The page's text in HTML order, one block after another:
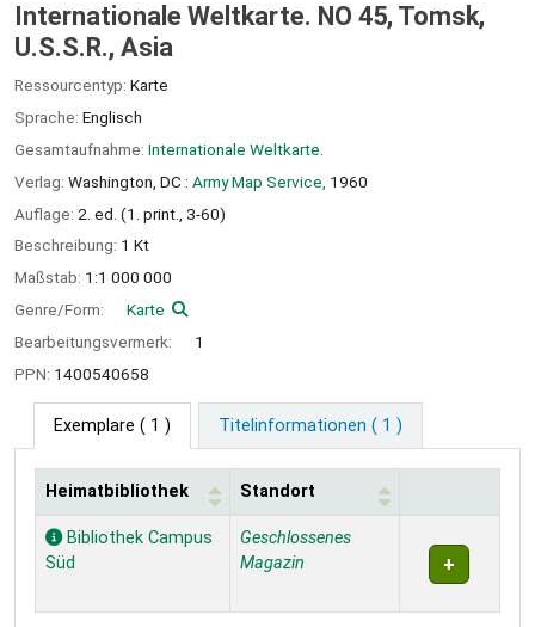
Internationale Weltkarte. NO 45, Tomsk,
U.S.S.R., Asia
Ressourcentyp: Karte
Sprache: Englisch
Gesamtaufnahme: Internationale Weltkarte.
Verlag: Washington, DC : Army Map Service, 1960
Auflage: 2. ed. (1. print., 3-60)
Beschreibung: 1 Kt
Maßstab: 1:1 000 000
Genre/Form:
Karte
Bearbeitungsvermerk:
1
PPN: 1400540658
Exemplare ( 1 ) Titelinformationen ( 1 )
Exemplare
Heimatbibliothek Standort
Bibliothek Campus
Süd
Geschlossenes
Magazin